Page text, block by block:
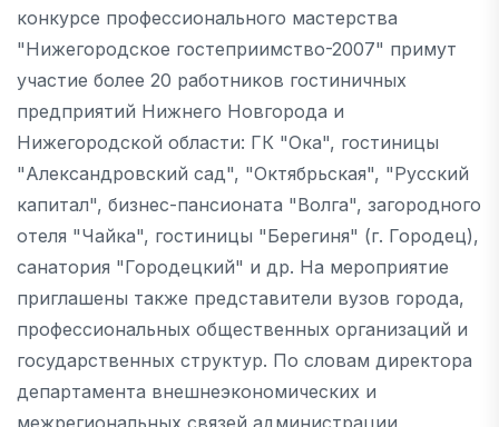
конкурсе профессионального мастерства
"Нижегородское гостеприимство-2007" примут
участие более 20 работников гостиничных
предприятий Нижнего Новгорода и
Нижегородской области: ГК "Ока", гостиницы
"Александровский сад", "Октябрьская", "Русский
капитал", бизнес-пансионата "Волга", загородного
отеля "Чайка", гостиницы "Берегиня" (г. Городец),
санатория "Городецкий" и др. На мероприятие
приглашены также представители вузов города,
профессиональных общественных организаций и
государственных структур. По словам директора
департамента внешнеэкономических и
межрегиональных связей администрации